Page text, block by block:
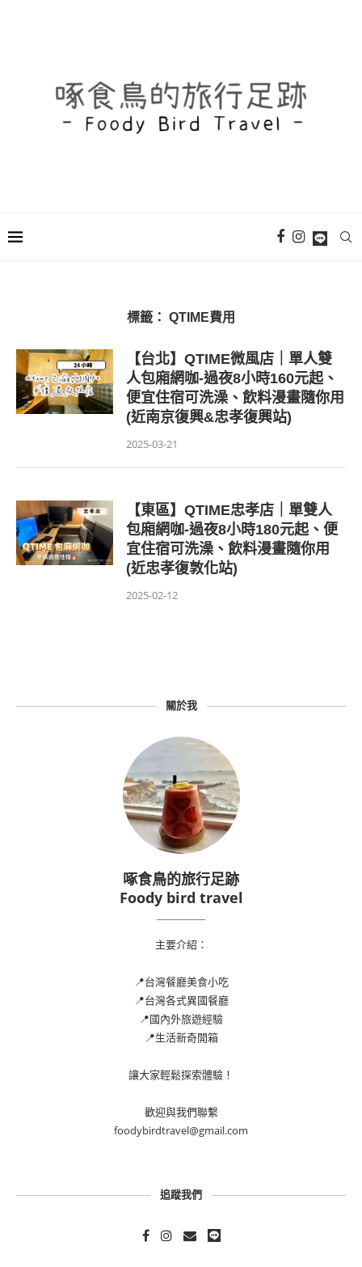
標籤： QTIME費用
【台北】QTIME微風店｜單人雙
人包廂網咖-過夜8小時160元起、
便宜住宿可洗澡、飲料漫畫隨你用
(近南京復興&忠孝復興站)
2025-03-21
【東區】QTIME忠孝店｜單雙人
包廂網咖-過夜8小時180元起、便
宜住宿可洗澡、飲料漫畫隨你用
(近忠孝復敦化站)
2025-02-12
關於我
啄食鳥的旅行足跡
Foody bird travel
主要介紹：
📍台灣餐廳美食小吃
📍台灣各式異國餐廳
📍國內外旅遊經驗
📍生活新奇開箱
讓大家輕鬆探索體驗！
歡迎與我們聯繫
foodybirdtravel@gmail.com
追蹤我們